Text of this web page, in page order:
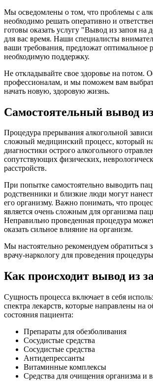
Мы осведомлены о том, что проблемы с
необходимо решать оперативно и
готовы оказать услугу "Вывод из запоя на
для вас время. Наши специалисты
ваши требования, предложат оптимальное
необходимую поддержку.
Не откладывайте свое здоровье на потом.
профессионалам, и мы поможем вам
начать новую, здоровую жизнь.
Самостоятельный вывод
Процедура прерывания алкогольной
сложный медицинский процесс, который
диагностики острого алкогольного
сопутствующих физических,
расстройств.
При попытке самостоятельно выводить
родственники и близкие люди могут
его организму. Важно понимать, что
является очень сложным для организма
Неправильно проведенная процедура
оказать сильное влияние на организм.
Мы настоятельно рекомендуем обратиться
врачу-наркологу для проведения
Как происходит вывод из
Сущность процесса включает в себя
спектра лекарств, которые направлены на
состояния пациента:
Препараты для обезболивания
Сосудистые средства
Сосудистые средства
Антидепрессанты
Витаминные комплексы
Средства для очищения организма и